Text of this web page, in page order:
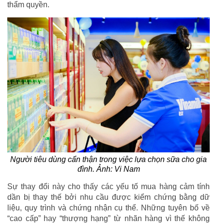
thẩm quyền.
Người tiêu dùng cẩn thận trong việc lựa chọn sữa cho gia
đình. Ảnh: Vi Nam
Sự thay đổi này cho thấy các yếu tố mua hàng cảm tính
dần bị thay thế bởi nhu cầu được kiểm chứng bằng dữ
liệu, quy trình và chứng nhận cụ thể. Những tuyên bố về
“cao cấp” hay “thượng hạng” từ nhãn hàng vì thế không